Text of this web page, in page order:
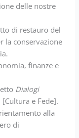
delle nostre
di restauro del
la conservazione
finanze e
Dialogi
[Cultura e Fede].
alla
di